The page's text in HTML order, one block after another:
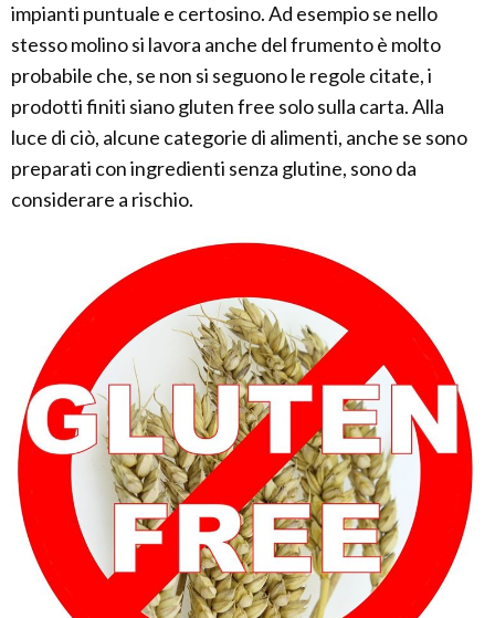
impianti puntuale e certosino. Ad esempio se nello
stesso molino si lavora anche del frumento è molto
probabile che, se non si seguono le regole citate, i
prodotti finiti siano gluten free solo sulla carta. Alla
luce di ciò, alcune categorie di alimenti, anche se sono
preparati con ingredienti senza glutine, sono da
considerare a rischio.